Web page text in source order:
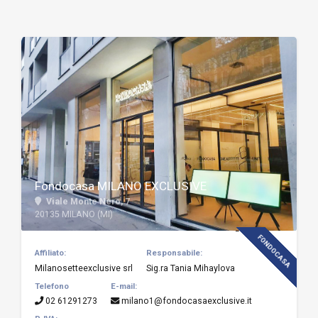
FONDOCASA
Fondocasa MILANO EXCLUSIVE
Viale Monte Nero, 7
20135 MILANO (MI)
Affiliato:
Milanosetteexclusive srl
Responsabile:
Sig.ra Tania Mihaylova
Telefono
02 61291273
E-mail:
milano1@fondocasaexclusive.it